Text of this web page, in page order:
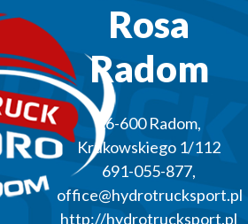
Rosa
Radom
26-600 Radom,
Krukowskiego 1/112
691-055-877,
office@hydrotrucksport.pl
http://hydrotrucksport.pl